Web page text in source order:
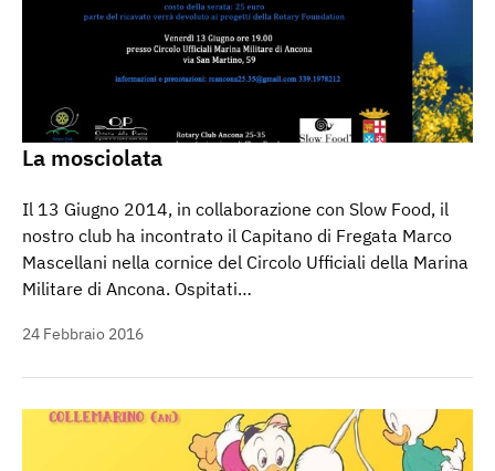
La mosciolata
Il 13 Giugno 2014, in collaborazione con Slow Food, il
nostro club ha incontrato il Capitano di Fregata Marco
Mascellani nella cornice del Circolo Ufficiali della Marina
Militare di Ancona. Ospitati…
24 Febbraio 2016